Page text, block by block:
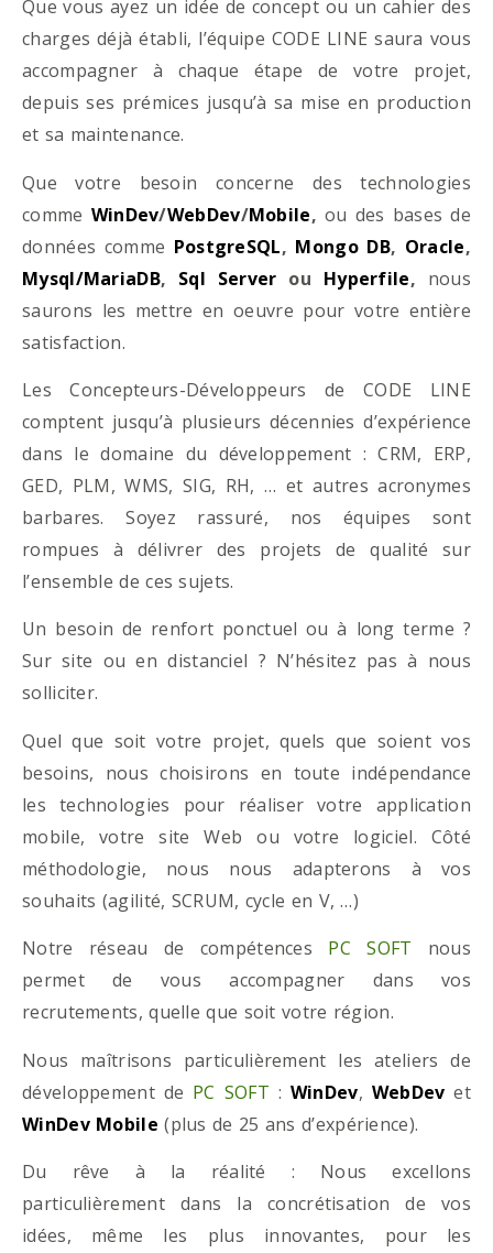
Que vous ayez un idée de concept ou un cahier des
charges déjà établi, l’équipe CODE LINE saura vous
accompagner à chaque étape de votre projet,
depuis ses prémices jusqu’à sa mise en production
et sa maintenance.
Que votre besoin concerne des technologies
comme WinDev/WebDev/Mobile, ou des bases de
données comme PostgreSQL, Mongo DB, Oracle,
Mysql/MariaDB, Sql Server ou Hyperfile, nous
saurons les mettre en oeuvre pour votre entière
satisfaction.
Les Concepteurs-Développeurs de CODE LINE
comptent jusqu’à plusieurs décennies d’expérience
dans le domaine du développement : CRM, ERP,
GED, PLM, WMS, SIG, RH, … et autres acronymes
barbares. Soyez rassuré, nos équipes sont
rompues à délivrer des projets de qualité sur
l’ensemble de ces sujets.
Un besoin de renfort ponctuel ou à long terme ?
Sur site ou en distanciel ? N’hésitez pas à nous
solliciter.
Quel que soit votre projet, quels que soient vos
besoins, nous choisirons en toute indépendance
les technologies pour réaliser votre application
mobile, votre site Web ou votre logiciel. Côté
méthodologie, nous nous adapterons à vos
souhaits (agilité, SCRUM, cycle en V, …)
Notre réseau de compétences PC SOFT nous
permet de vous accompagner dans vos
recrutements, quelle que soit votre région.
Nous maîtrisons particulièrement les ateliers de
développement de PC SOFT : WinDev, WebDev et
WinDev Mobile (plus de 25 ans d’expérience).
Du rêve à la réalité : Nous excellons
particulièrement dans la concrétisation de vos
idées, même les plus innovantes, pour les